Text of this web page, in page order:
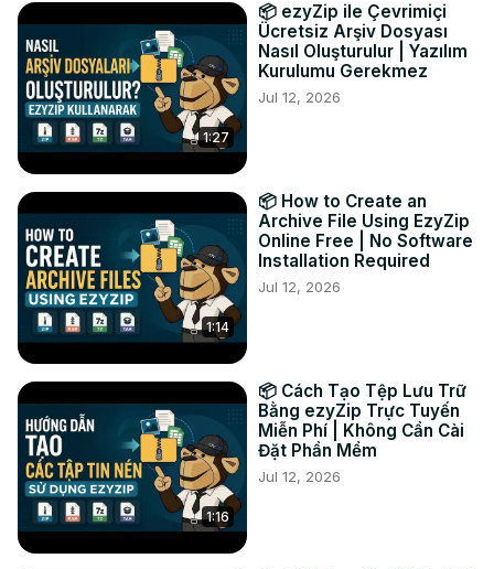
открыть окно выбора файла;
Перетащите видеофайл прямо в ezyZip.
2. Нажмите «Конвертировать в 144p». Начнется
процесс уменьшения масштаба, который займет
некоторое время.
3. Нажмите «Сохранить видеофайл», чтобы
сохранить уменьшенный видеофайл в выбранной
папке назначения.
#конвертировать #видео #144P
Твиттер:
https://twitter.com/ezyzip
ФЕЙСБУК:
https://www.facebook.com/ezyzip/
ЛИНКЕДИН: https://www.linkedin.com/showcase/ezyzip/
ПИНТЕРЕСТ: https://www.pinterest.com.au/ezyzip
1:27
📦 ezyZip ile Çevrimiçi
Ücretsiz Arşiv Dosyası
Nasıl Oluşturulur | Yazılım
Kurulumu Gerekmez
Jul 12, 2026
1:14
📦 How to Create an
Archive File Using EzyZip
Online Free | No Software
Installation Required
Jul 12, 2026
1:16
📦 Cách Tạo Tệp Lưu Trữ
Bằng ezyZip Trực Tuyến
Miễn Phí | Không Cần Cài
Đặt Phần Mềm
Jul 12, 2026